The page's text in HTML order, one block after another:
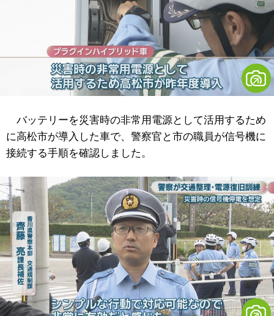
バッテリーを災害時の非常用電源として活用するため
に高松市が導入した車で、警察官と市の職員が信号機に
接続する手順を確認しました。